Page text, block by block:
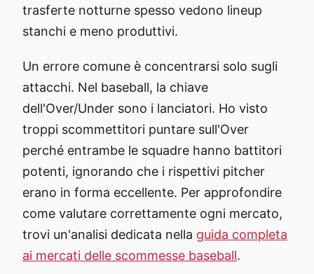
trasferte notturne spesso vedono lineup
stanchi e meno produttivi.
Un errore comune è concentrarsi solo sugli
attacchi. Nel baseball, la chiave
dell'Over/Under sono i lanciatori. Ho visto
troppi scommettitori puntare sull'Over
perché entrambe le squadre hanno battitori
potenti, ignorando che i rispettivi pitcher
erano in forma eccellente. Per approfondire
come valutare correttamente ogni mercato,
trovi un'analisi dedicata nella guida completa
ai mercati delle scommesse baseball.